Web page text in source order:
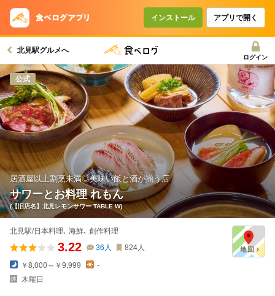
インストール アプリで開く
北見駅グルメへ
ログイン
公式
居酒屋以上割烹未満◎美味い飯と酒が揃う店
サワーとお料理 れもん
(【旧店名】北見レモンサワー TABLE W)
北見駅/日本料理､ 海鮮､ 創作料理
3.22 36 人 824人
￥8,000～￥9,999
-
木曜日